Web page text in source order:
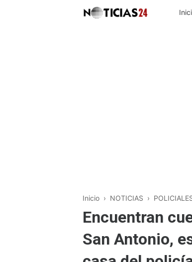
Inicio › NOTICIAS ›
Encuentran
San Antonio,